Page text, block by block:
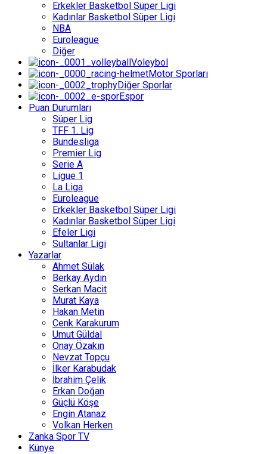
Erkekler Basketbol Süper Ligi
Kadınlar Basketbol Süper Ligi
NBA
Euroleague
Diğer
Voleybol
Motor Sporları
Diğer Sporlar
Espor
Puan Durumları
Süper Lig
TFF 1. Lig
Bundesliga
Premier Lig
Serie A
Ligue 1
La Liga
Euroleague
Erkekler Basketbol Süper Ligi
Kadınlar Basketbol Süper Ligi
Efeler Ligi
Sultanlar Ligi
Yazarlar
Ahmet Sülak
Berkay Aydın
Serkan Macit
Murat Kaya
Hakan Metin
Cenk Karakurum
Umut Güldal
Onay Özakın
Nevzat Topçu
İlker Karabudak
İbrahim Çelik
Erkan Doğan
Güçlü Köşe
Engin Atanaz
Volkan Herken
Zanka Spor TV
Künye